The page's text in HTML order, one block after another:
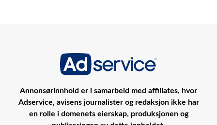
Annonsørinnhold er i samarbeid med affiliates, hvor
Adservice, avisens journalister og redaksjon ikke har
en rolle i domenets eierskap, produksjonen og